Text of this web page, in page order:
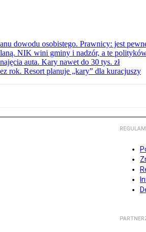
dowodu osobistego. Prawnicy: jest
NIK wini gminy i nadzór, a te
auta. Kary nawet do 30 tys. zł
rok. Resort planuje „kary” dla kuracjuszy